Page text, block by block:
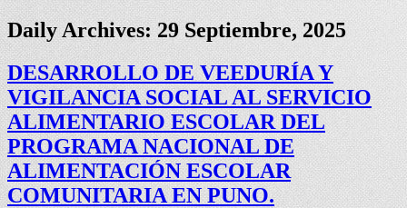
Daily Archives:29 Septiembre, 2025
DESARROLLO DE VEEDURÍA Y
VIGILANCIA SOCIAL AL SERVICIO
ALIMENTARIO ESCOLAR DEL
PROGRAMA NACIONAL DE
ALIMENTACIÓN ESCOLAR
COMUNITARIA EN PUNO.